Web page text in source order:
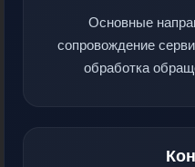
Основные
сопровождение
обработка